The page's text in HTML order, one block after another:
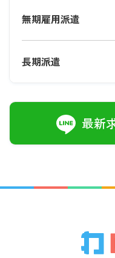
無期雇用派遣
長期派遣
最新